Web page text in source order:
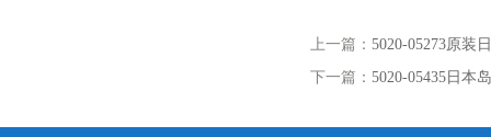
上一篇： 5020-05273原装
下一篇： 5020-05435日本